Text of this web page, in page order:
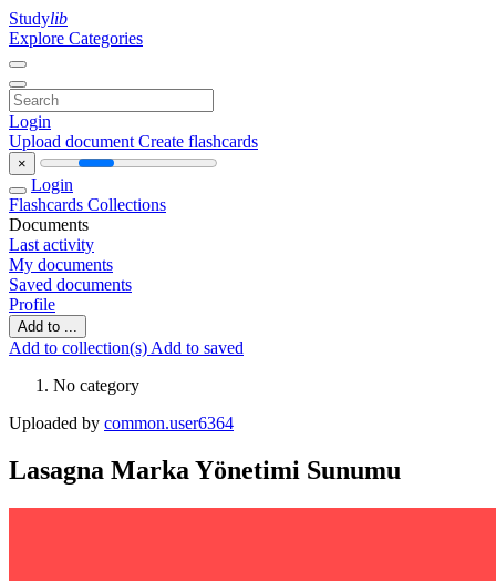
Studylib
Explore Categories
Login
Upload document Create flashcards
×
Login
Flashcards Collections
Documents
Last activity
My documents
Saved documents
Profile
Add to ...
Add to collection(s) Add to saved
No category
Uploaded by common.user6364
Lasagna Marka Yönetimi Sunumu